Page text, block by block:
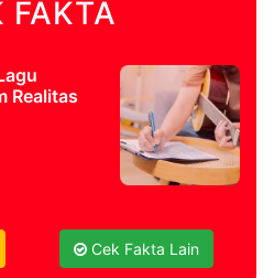
FAKTA
Realitas
Cek Fakta Lain